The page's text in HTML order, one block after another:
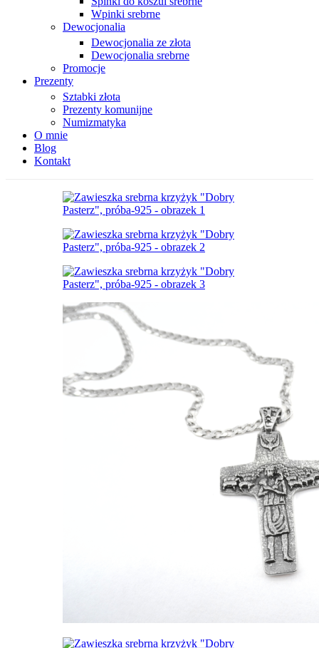
Wpinki srebrne
Dewocjonalia
Dewocjonalia ze złota
Dewocjonalia srebrne
Promocje
Prezenty
Sztabki złota
Prezenty komunijne
Numizmatyka
O mnie
Blog
Kontakt